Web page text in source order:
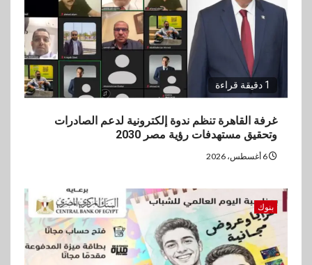
1 دقيقة قراءة
غرفة القاهرة تنظم ندوة إلكترونية لدعم الصادرات
وتحقيق مستهدفات رؤية مصر 2030
بنوك